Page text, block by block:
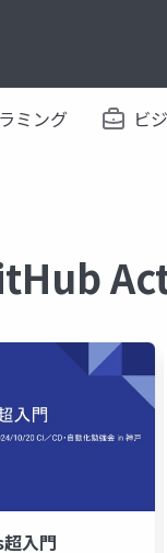
ミング ビ
入門